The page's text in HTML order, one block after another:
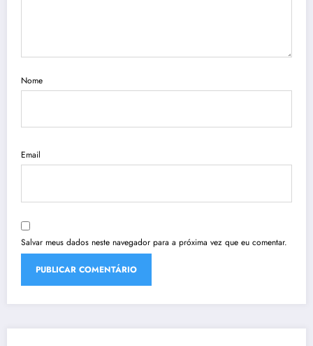
Nome
Email
Salvar meus dados neste navegador para a próxima vez que eu comentar.